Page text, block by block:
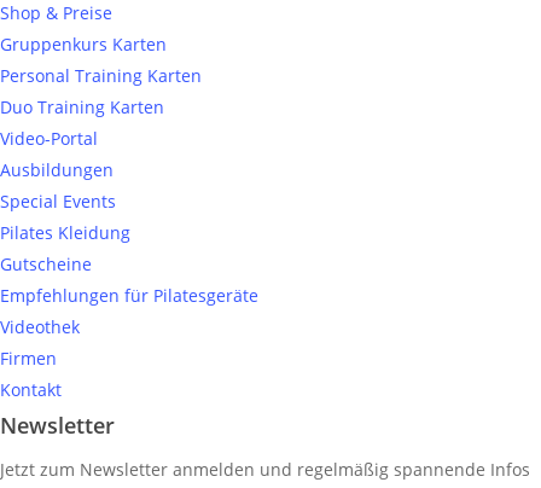
Shop & Preise
Gruppenkurs Karten
Personal Training Karten
Duo Training Karten
Video-Portal
Ausbildungen
Special Events
Pilates Kleidung
Gutscheine
Empfehlungen für Pilatesgeräte
Videothek
Firmen
Kontakt
Newsletter
Jetzt zum Newsletter anmelden und regelmäßig spannende Infos